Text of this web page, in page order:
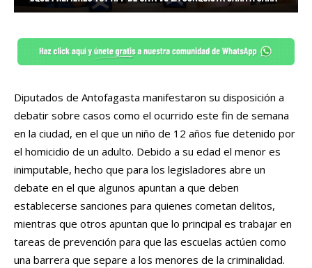
Diputados de Antofagasta manifestaron su disposición a
debatir sobre casos como el ocurrido este fin de semana
en la ciudad, en el que un niño de 12 años fue detenido por
el homicidio de un adulto. Debido a su edad el menor es
inimputable, hecho que para los legisladores abre un
debate en el que algunos apuntan a que deben
establecerse sanciones para quienes cometan delitos,
mientras que otros apuntan que lo principal es trabajar en
tareas de prevención para que las escuelas actúen como
una barrera que separe a los menores de la criminalidad.